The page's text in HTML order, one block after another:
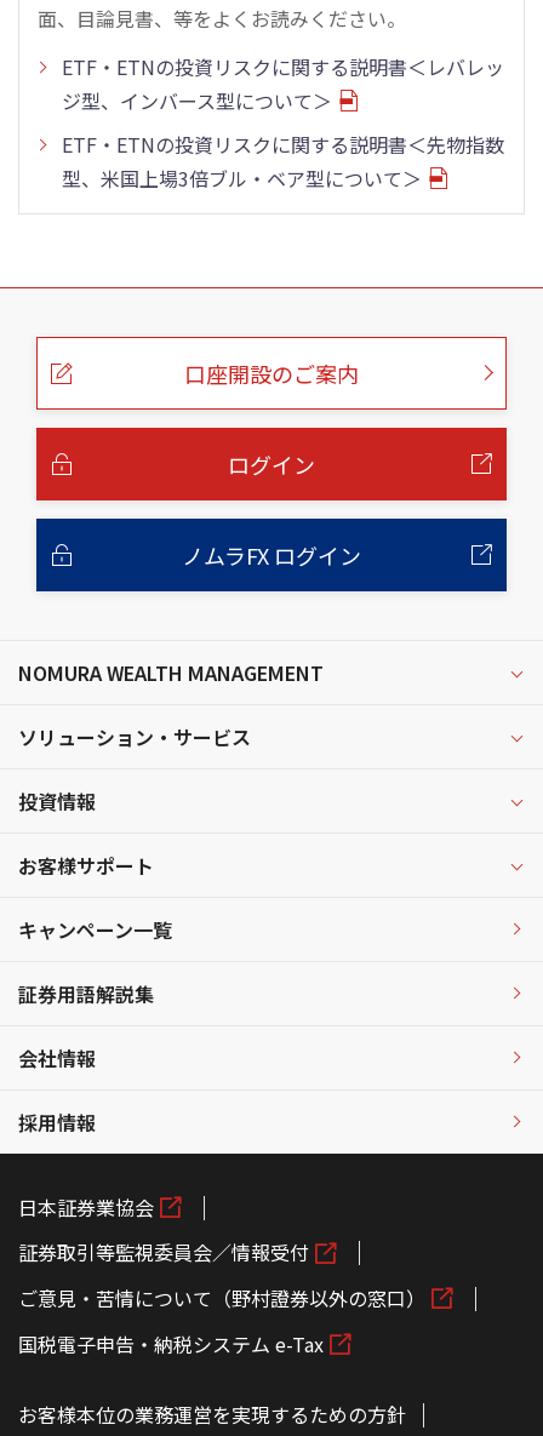
面、目論見書、等をよくお読みください。
ETF・ETNの投資リスクに関する説明書＜レバレッ
ジ型、インバース型について＞
ETF・ETNの投資リスクに関する説明書＜先物指数
型、米国上場3倍ブル・ベア型について＞
こ
口座開設のご案内
ログイン
ノムラFX ログイン
NOMURA WEALTH MANAGEMENT
ソリューション・サービス
投資情報
お客様サポート
キャンペーン一覧
証券用語解説集
会社情報
採用情報
日本証券業協会
証券取引等監視委員会／情報受付
ご意見・苦情について（野村證券以外の窓口）
国税電子申告・納税システム e-Tax
お客様本位の業務運営を実現するための方針